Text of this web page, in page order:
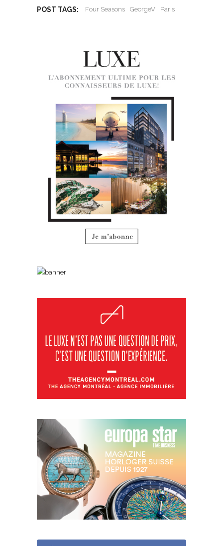
POST TAGS: Four Seasons GeorgeV Paris